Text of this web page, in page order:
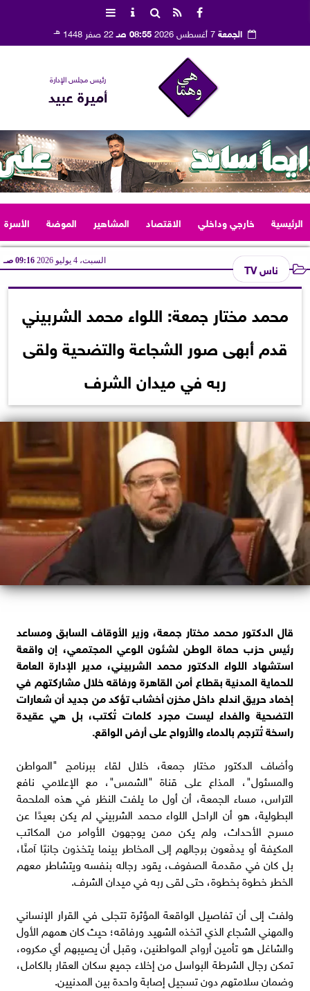
الجمعة 08:55 صـ 22 صفر 1448 هـ
رئيس مجلس الإدارة
أميرة عبيد
الرئيسية خارجي وداخلي الاقتصاد المشاهير الموضة الأسرة
ناس TV السبت، 4 يوليو 2026 09:16 صـ
محمد مختار جمعة: اللواء محمد الشربيني
قدم أبهى صور الشجاعة والتضحية ولقى
ربه في ميدان الشرف
قال الدكتور محمد مختار جمعة، وزير الأوقاف السابق ومساعد
رئيس حزب حماة الوطن لشئون الوعي المجتمعي، إن واقعة
استشهاد اللواء الدكتور محمد الشربيني، مدير الإدارة العامة
للحماية المدنية بقطاع أمن القاهرة ورفاقه خلال مشاركتهم في
إخماد حريق اندلع داخل مخزن أخشاب تؤكد من جديد أن شعارات
التضحية والفداء ليست مجرد كلمات تُكتب، بل هي عقيدة
راسخة تُترجم بالدماء والأرواح على أرض الواقع.
وأضاف الدكتور مختار جمعة، خلال لقاء ببرنامج "المواطن
والمسئول"، المذاع على قناة "الشمس"، مع الإعلامي نافع
التراس، مساء الجمعة، أن أول ما يلفت النظر في هذه الملحمة
البطولية، هو أن الراحل اللواء محمد الشربيني لم يكن بعيدًا عن
مسرح الأحداث، ولم يكن ممن يوجهون الأوامر من المكاتب
المكيفة أو يدفَعون برجالهم إلى المخاطر بينما يتخذون جانبًا آمنًا،
بل كان في مقدمة الصفوف، يقود رجاله بنفسه ويتشاطر معهم
الخطر خطوة بخطوة، حتى لقى ربه في ميدان الشرف.
ولفت إلى أن تفاصيل الواقعة المؤثرة تتجلى في القرار الإنساني
والمهني الشجاع الذي اتخذه الشهيد ورفاقه؛ حيث كان همهم الأول
والشاغل هو تأمين أرواح المواطنين، وقبل أن يصيبهم أي مكروه،
تمكن رجال الشرطة البواسل من إخلاء جميع سكان العقار بالكامل،
وضمان سلامتهم دون تسجيل إصابة واحدة بين المدنيين.